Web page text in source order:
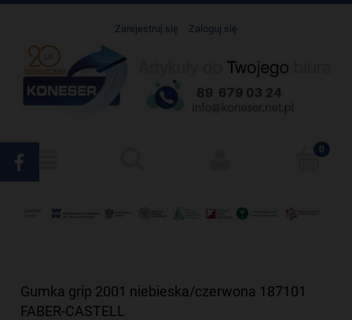
Zarejestruj się Zaloguj się
Gumka grip 2001 niebieska/czerwona 187101
FABER-CASTELL